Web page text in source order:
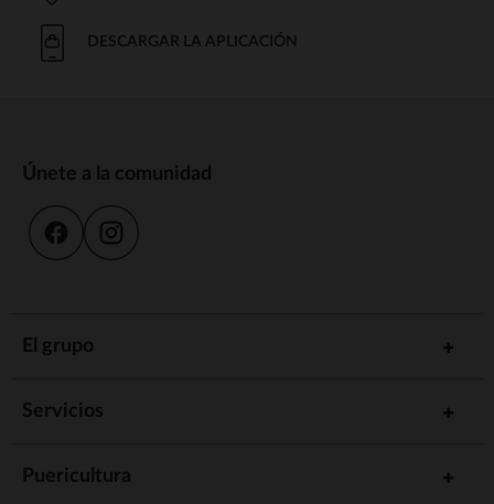
DESCARGAR LA APLICACIÓN
Únete a la comunidad
El grupo
Servicios
Puericultura